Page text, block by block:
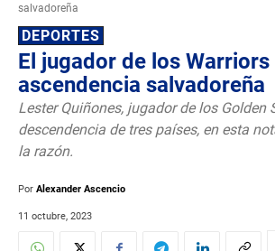
salvadoreña
DEPORTES
El jugador de los
ascendencia salvadoreña
Lester Quiñones, jugador de los Golden
descendencia de tres países, en esta
la razón.
Por Alexander Ascencio
11 octubre, 2023